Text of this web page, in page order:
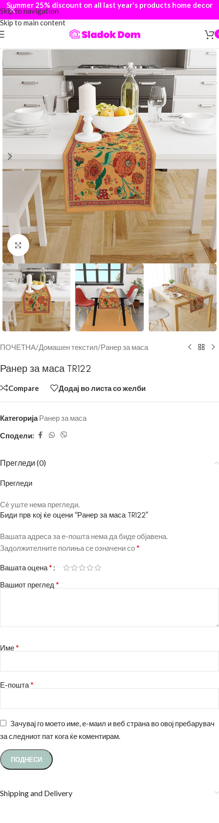
Skip to navigation
Skip to main content
Summer 25% discount on all last year's products home decor
Click to enlarge
ПОЧЕТНА/Домашен текстил/Ранер за маса
Ранер за маса TR122
Compare Додај во листа со желби
Категорија Ранер за маса
Сподели:
Прегледи (0)
Прегледи
Сè уште нема прегледи.
Биди прв кој ќе оцени “Ранер за маса TR122”
Вашата адреса за е-пошта нема да биде објавена.
Задолжителните полиња се означени со*
Вашата оцена*
Вашиот преглед *
Име*
Е-пошта*
Зачувај го моето име, е-маил и веб страна во овој пребарувач
за следниот пат кога ќе коментирам.
Shipping and Delivery